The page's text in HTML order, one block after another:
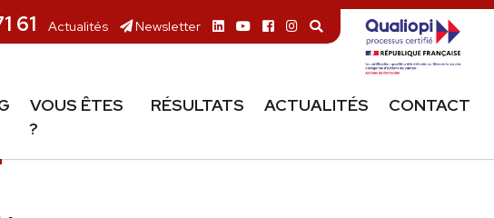
61 Actualités Newsletter
VOUS ÊTES
?
RÉSULTATS ACTUALITÉS CONTACT